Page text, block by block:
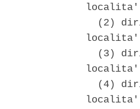
localita'
(2)
localita'
(3)
localita'
(4)
localita'